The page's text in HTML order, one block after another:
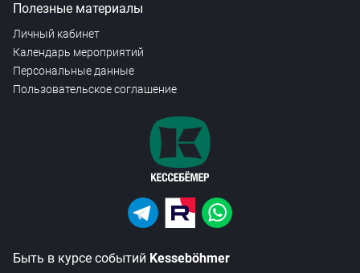
Полезные материалы
Личный кабинет
Календарь мероприятий
Персональные данные
Пользовательское соглашение
Быть в курсе событий Kesseböhmer